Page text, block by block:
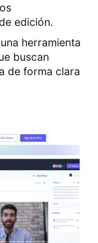
edición.
herramienta
buscan
de forma clara